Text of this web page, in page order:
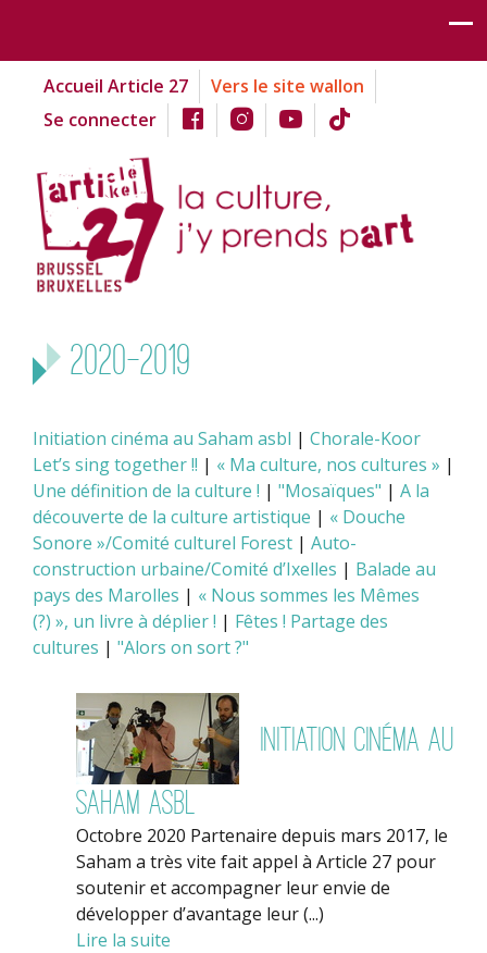
Accueil Article 27
Vers le site wallon
Se connecter
2020-2019
Initiation cinéma au Saham asbl | Chorale-Koor
Let’s sing together !! | « Ma culture, nos cultures » |
Une définition de la culture ! | "Mosaïques" | A la
découverte de la culture artistique | « Douche
Sonore »/Comité culturel Forest | Auto-
construction urbaine/Comité d’Ixelles | Balade au
pays des Marolles | « Nous sommes les Mêmes
(?) », un livre à déplier ! | Fêtes ! Partage des
cultures | "Alors on sort ?"
Initiation cinéma au
Saham asbl
Octobre 2020 Partenaire depuis mars 2017, le
Saham a très vite fait appel à Article 27 pour
soutenir et accompagner leur envie de
développer d’avantage leur (...)
Lire la suite